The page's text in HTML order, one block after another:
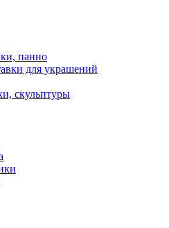
панно
для украшений
скульптуры